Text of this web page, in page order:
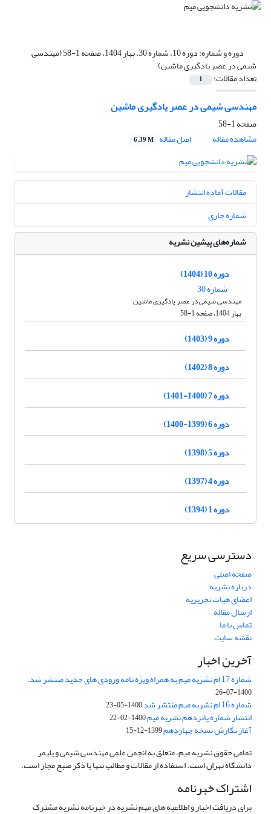
دوره و شماره: دوره 10، شماره 30، بهار 1404، صفحه 1-58 (مهندسی
شیمی در عصر یادگیری ماشین)
تعداد مقالات: 1
مهندسی شیمی در عصر یادگیری ماشین
صفحه1-58
مشاهده مقاله
اصل مقاله 6.39 M
مقالات آماده انتشار
شماره جاری
شماره‌های پیشین نشریه
دوره 10 (1404)
شماره 30
مهندسی شیمی در عصر یادگیری ماشین
بهار 1404، صفحه 1-58
دوره 9 (1403)
دوره 8 (1402)
دوره 7 (1400-1401)
دوره 6 (1399-1400)
دوره 5 (1398)
دوره 4 (1397)
دوره 1 (1394)
دسترسی سریع
صفحه اصلی
درباره نشریه
اعضای هیات تحریریه
ارسال مقاله
تماس با ما
نقشه سایت
آخرین اخبار
شماره 17 ام نشریه میم به همراه ویژه نامه ورودی های جدید منتشر شد.
1400-07-26
شماره 16 ام نشریه میم منتشر شد 1400-05-23
انتشار شماره پانزدهم نشریه میم1400-02-22
آغاز نگارش نسخه چهاردهم1399-12-15
تمامی حقوق نشریه میم، متعلق به انجمن علمی مهندسی شیمی و پلیمر
دانشگاه تهران است. استفاده از مقالات و مطالب تنها با ذکر منبع مجاز است.
اشتراک خبرنامه
برای دریافت اخبار و اطلاعیه های مهم نشریه در خبرنامه نشریه مشترک